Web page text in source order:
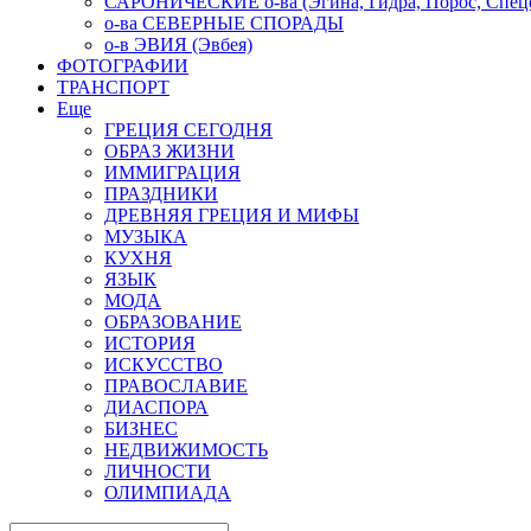
о-ва СЕВЕРНЫЕ СПОРАДЫ
о-в ЭВИЯ (Эвбея)
ФОТОГРАФИИ
ТРАНСПОРТ
Еще
ГРЕЦИЯ СЕГОДНЯ
ОБРАЗ ЖИЗНИ
ИММИГРАЦИЯ
ПРАЗДНИКИ
ДРЕВНЯЯ ГРЕЦИЯ И МИФЫ
МУЗЫКА
КУХНЯ
ЯЗЫК
МОДА
ОБРАЗОВАНИЕ
ИСТОРИЯ
ИСКУССТВО
ПРАВОСЛАВИЕ
ДИАСПОРА
БИЗНЕС
НЕДВИЖИМОСТЬ
ЛИЧНОСТИ
ОЛИМПИАДА